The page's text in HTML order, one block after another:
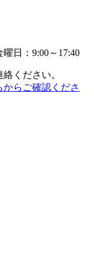
日：9:00～17:40
ください。
らご確認くださ